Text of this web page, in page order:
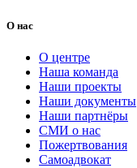
О нас
О центре
Наша команда
Наши проекты
Наши документы
Наши партнёры
СМИ о нас
Пожертвования
Самоадвокат